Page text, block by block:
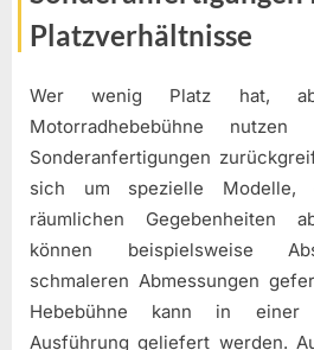
Platzverhältnisse
Wer wenig Platz hat,
Motorradhebebühne
Sonderanfertigungen
sich um spezielle
räumlichen Gegebenheiten
können beispielsweise
schmaleren Abmessungen
Hebebühne kann in einer
Ausführung geliefert werden.